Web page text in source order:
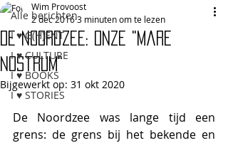
Alle berichten
I ♥ G(H)ENT
I ♥ CULTURE
I ♥ BOOKS
I ♥ STORIES
De Noordzee: onze "Mare
Nostrum"
Wim Provoost
2 dec 20163 minuten om te lezen
Bijgewerkt op: 31 okt 2020
De Noordzee was lange tijd een
grens: de grens bij het bekende en